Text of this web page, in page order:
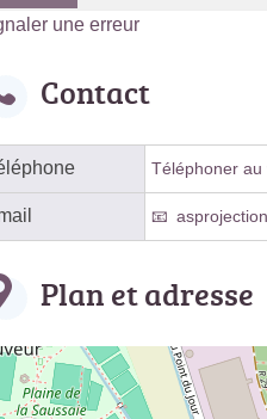
une erreur
Contact
Téléphoner au
Plan et adresse